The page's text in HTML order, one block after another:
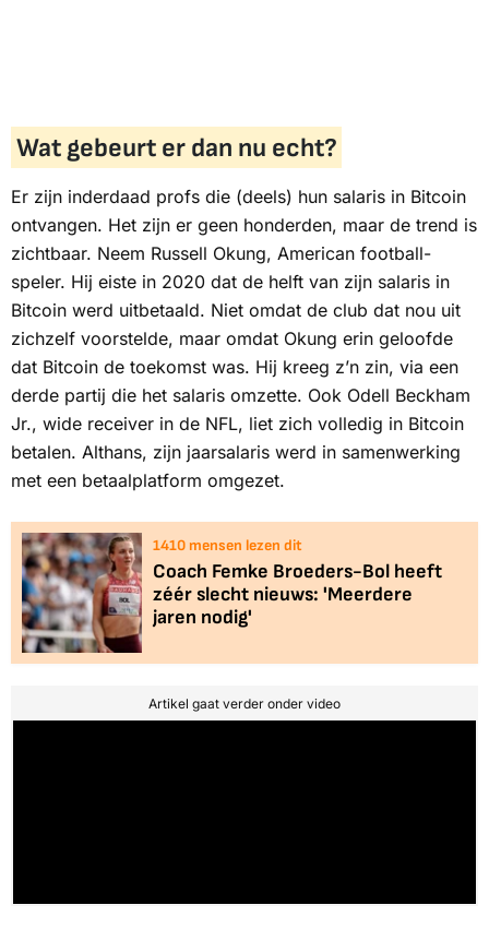
Wat gebeurt er dan nu echt?
Er zijn inderdaad profs die (deels) hun salaris in Bitcoin
ontvangen. Het zijn er geen honderden, maar de trend is
zichtbaar. Neem Russell Okung, American football-
speler. Hij eiste in 2020 dat de helft van zijn salaris in
Bitcoin werd uitbetaald. Niet omdat de club dat nou uit
zichzelf voorstelde, maar omdat Okung erin geloofde
dat Bitcoin de toekomst was. Hij kreeg z’n zin, via een
derde partij die het salaris omzette. Ook Odell Beckham
Jr., wide receiver in de NFL, liet zich volledig in Bitcoin
betalen. Althans, zijn jaarsalaris werd in samenwerking
met een betaalplatform omgezet.
1410mensen lezen dit
Coach Femke Broeders-Bol heeft
zéér slecht nieuws: 'Meerdere
jaren nodig'
Artikel gaat verder onder video